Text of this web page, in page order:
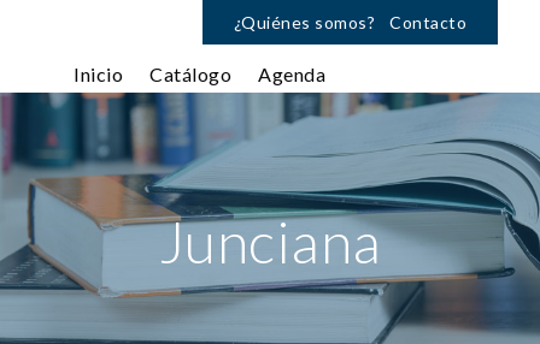
¿Quiénes somos? Contacto
Inicio Catálogo Agenda
Junciana